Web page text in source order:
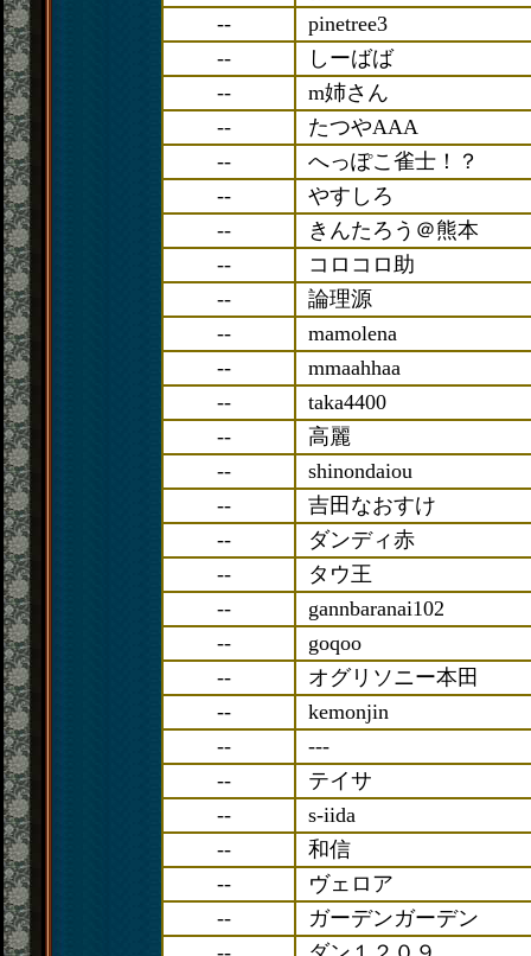
--
pinetree3
--
しーばば
--
m姉さん
--
たつやAAA
--
へっぽこ雀士！？
--
やすしろ
--
きんたろう＠熊本
--
コロコロ助
--
論理源
--
mamolena
--
mmaahhaa
--
taka4400
--
高麗
--
shinondaiou
--
吉田なおすけ
--
ダンディ赤
--
タウ王
--
gannbaranai102
--
goqoo
--
オグリソニー本田
--
kemonjin
--
---
--
テイサ
--
s-iida
--
和信
--
ヴェロア
--
ガーデンガーデン